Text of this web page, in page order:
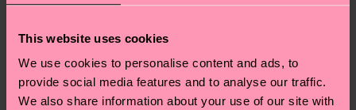
This website uses cookies
We use cookies to personalise content and ads, to
provide social media features and to analyse our traffic.
We also share information about your use of our site with
Hilfebereich im ArtikelRetouren
am häufigsten gestellten Fragen.